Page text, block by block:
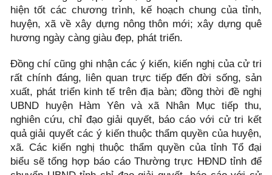
hiện tốt các chương trình, kế hoạch chung của tỉnh,
huyện, xã về xây dựng nông thôn mới; xây dựng quê
hương ngày càng giàu đẹp, phát triển.
Đồng chí cũng ghi nhận các ý kiến, kiến nghị của cử tri
rất chính đáng, liên quan trực tiếp đến đời sống, sản
xuất, phát triển kinh tế trên địa bàn; đồng thời đề nghị
UBND huyện Hàm Yên và xã Nhân Mục tiếp thu,
nghiên cứu, chỉ đạo giải quyết, báo cáo với cử tri kết
quả giải quyết các ý kiến thuộc thẩm quyền của huyện,
xã. Các kiến nghị thuộc thẩm quyền của tỉnh Tổ đại
biểu sẽ tổng hợp báo cáo Thường trực HĐND tỉnh để